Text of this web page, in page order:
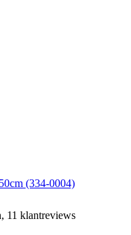
(334-0004)
11 klantreviews